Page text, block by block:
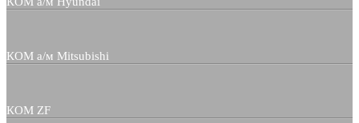
КОМ а/м Mitsubishi
КОМ ZF